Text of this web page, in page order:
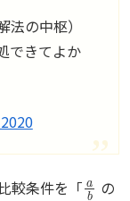
の中枢）
できてよか
較条件を「
の